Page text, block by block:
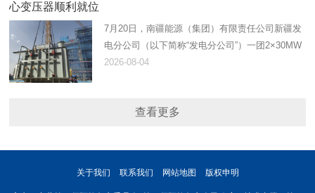
心变压器顺利就位
7月20日，南疆能源（集团）有限责任公司新疆发
电分公司（以下简称“发电分公司”）一团2×30MW
背压机组项目建设迎来重大阶段性节点，启备变、
2026-08-04
查看更多
关于我们 联系我们 网站地图 版权申明